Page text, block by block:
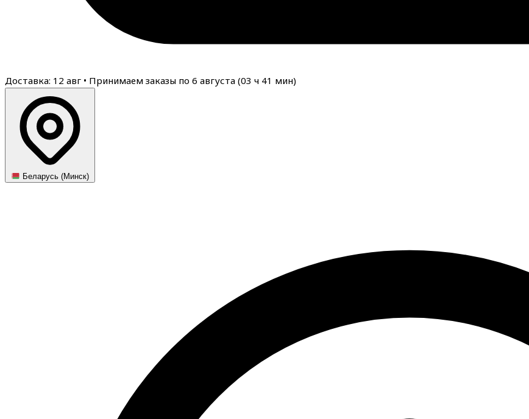
Доставка: 12 авг • Принимаем заказы по 6 августа (03 ч 41 мин)
Беларусь (Минск)